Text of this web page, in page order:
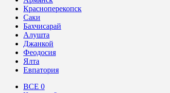
Красноперекопск
Саки
Бахчисарай
Алушта
Джанкой
Феодосия
Ялта
Евпатория
ВСЕ 0